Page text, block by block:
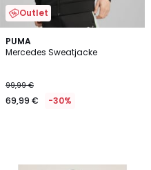
Outlet
PUMA
Mercedes Sweatjacke
99,99 €
69,99 € -30%